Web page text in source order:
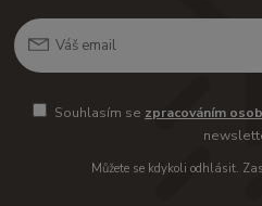
Souhlasím se zpracováním
Můžete se kdykoli odhlásit.